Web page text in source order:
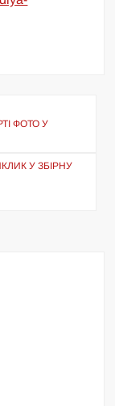
ФОТО У
У ЗБІРНУ